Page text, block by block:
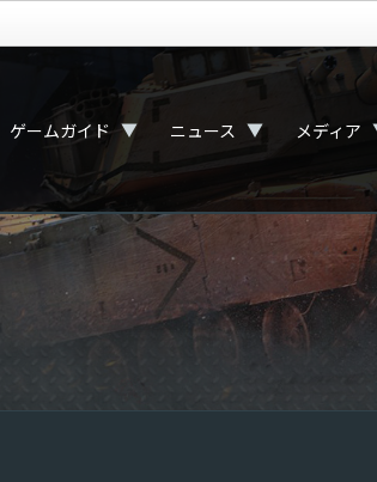
ゲームガイド ▼ ニュース ▼ メディア